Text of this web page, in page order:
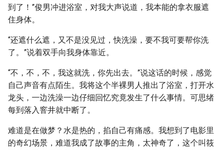
到了！”俊男冲进浴室，对我大声说道，我本能的拿衣服遮
住身体。
“还遮什么遮，又不是没见过，快洗澡，要不我可要帮你洗
了。”说着双手向我身体靠近。
“不，不，不，我这就洗，你先出去。”说这话的时候，感觉
自己声音有点陌生。我将这个半裸男人推出了浴室，打开水
龙头，一边洗澡一边仔细回忆究竟发生了什么事情。可思绪
每到落入窨井就中断了。
难道是在做梦？水是热的，掐自己有痛感。我想到了电影里
的奇幻场景，难道我成了故事的主角，太神奇了，这个叫筱